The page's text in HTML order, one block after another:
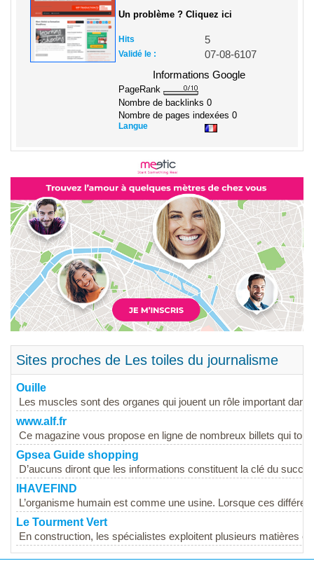
Un problème ? Cliquez ici
Hits 5
Validé le :
07-08-6107
Informations Google
PageRank
Nombre de backlinks 0
Nombre de pages indexées 0
Langue
Sites proches de Les toiles du journalisme
Ouille
Les muscles sont des organes qui jouent un rôle important
www.alf.fr
Ce magazine vous propose en ligne de nombreux billets qui
Gpsea Guide shopping
D’aucuns diront que les informations constituent la clé du
IHAVEFIND
L’organisme humain est comme une usine. Lorsque ces
Le Tourment Vert
En construction, les spécialistes exploitent plusieurs matières